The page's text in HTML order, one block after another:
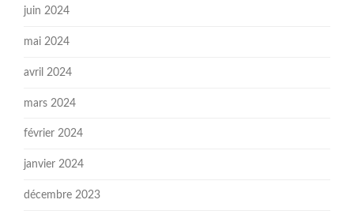
juin 2024
mai 2024
avril 2024
mars 2024
février 2024
janvier 2024
décembre 2023